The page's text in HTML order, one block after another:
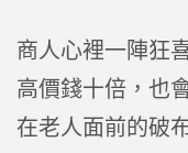
商人心裡一陣狂
高價錢十倍，也
在老人面前的破